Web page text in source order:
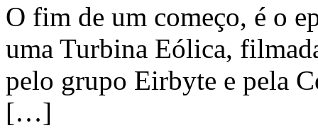
O fim de um começo, é o
uma Turbina Eólica,
pelo grupo Eirbyte e pela
[…]